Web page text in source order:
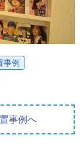
事例
事例へ